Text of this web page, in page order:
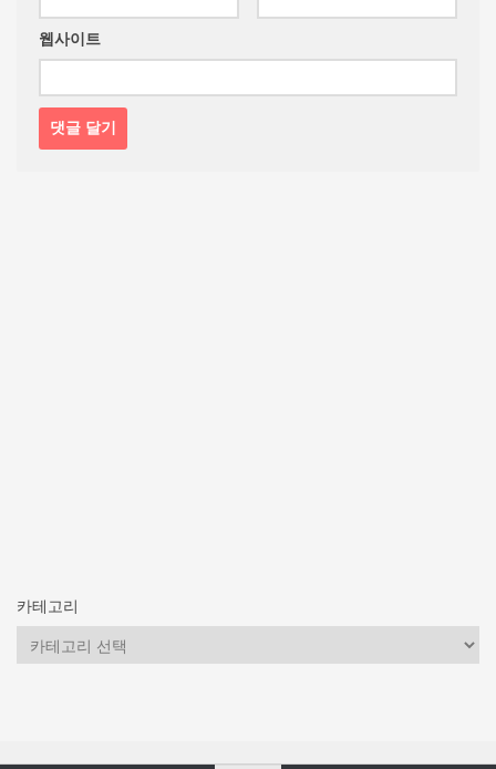
웹사이트
카테고리
카
테